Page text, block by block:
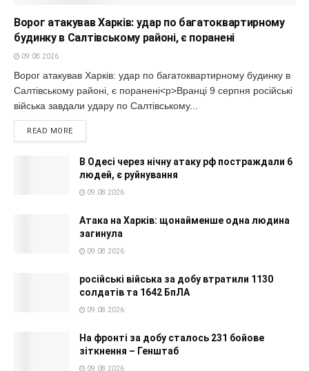
Ворог атакував Харків: удар по багатоквартирному
будинку в Салтівському районі, є поранені
09.08.2026
Ворог атакував Харків: удар по багатоквартирному будинку в
Салтівському районі, є поранені<p>Вранці 9 серпня російські
війська завдали удару по Салтівському...
READ MORE
В Одесі через нічну атаку рф постраждали 6
людей, є руйнування
09.08.2026
Атака на Харків: щонайменше одна людина
загинула
09.08.2026
російські війська за добу втратили 1130
солдатів та 1642 БпЛА
09.08.2026
На фронті за добу сталось 231 бойове
зіткнення – Генштаб
09.08.2026